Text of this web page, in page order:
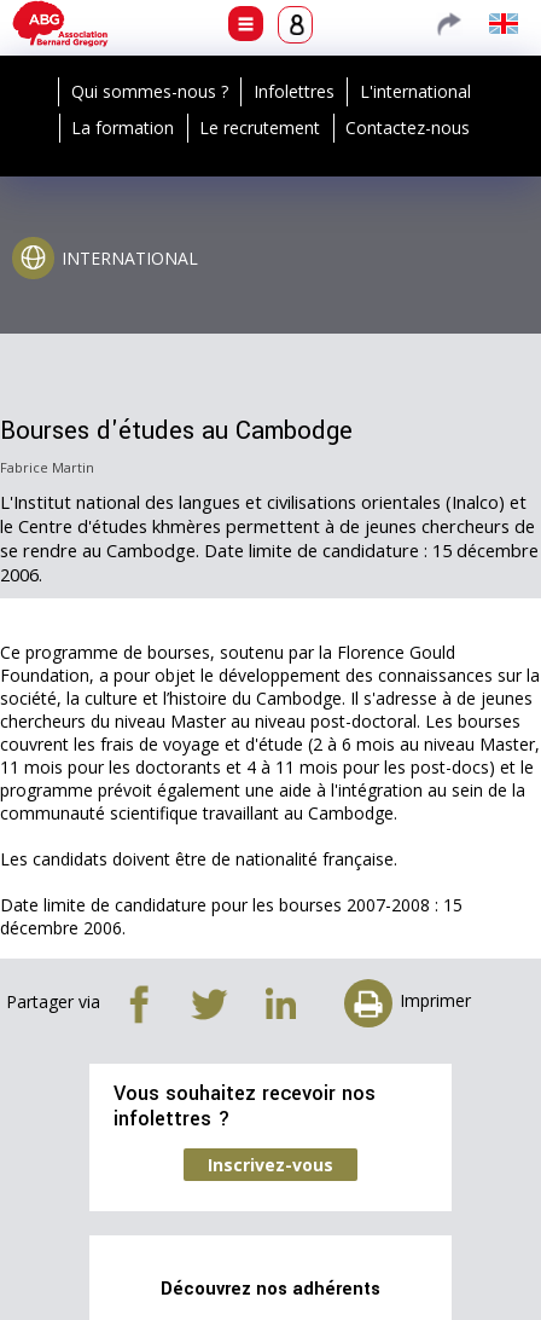
Qui sommes-nous ? Infolettres
L'international
La formation
Le recrutement Contactez-nous
INTERNATIONAL
Bourses d'études au Cambodge
Fabrice Martin
L'Institut national des langues et civilisations orientales (Inalco) et
le Centre d'études khmères permettent à de jeunes chercheurs de
se rendre au Cambodge. Date limite de candidature : 15 décembre
2006.
Ce programme de bourses, soutenu par la Florence Gould
Foundation, a pour objet le développement des connaissances sur la
société, la culture et l’histoire du Cambodge. Il s'adresse à de jeunes
chercheurs du niveau Master au niveau post-doctoral. Les bourses
couvrent les frais de voyage et d'étude (2 à 6 mois au niveau Master,
11 mois pour les doctorants et 4 à 11 mois pour les post-docs) et le
programme prévoit également une aide à l'intégration au sein de la
communauté scientifique travaillant au Cambodge.
Les candidats doivent être de nationalité française.
Date limite de candidature pour les bourses 2007-2008 : 15
décembre 2006.
Partager via Imprimer
Vous souhaitez recevoir nos
infolettres ?
Inscrivez-vous
Découvrez nos adhérents